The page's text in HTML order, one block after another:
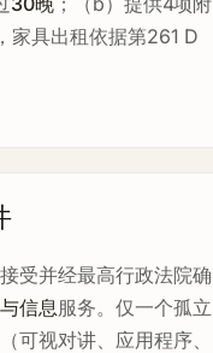
家具出租依据第261 D
受并经最高行政法院确
信息 服务。仅一个孤立
可视对讲、应用程序、